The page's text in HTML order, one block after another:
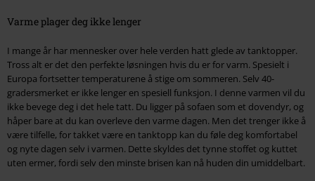
Varme plager deg ikke lenger
I mange år har mennesker over hele verden hatt glede av tanktopper.
Tross alt er det den perfekte løsningen hvis du er for varm. Spesielt i
Europa fortsetter temperaturene å stige om sommeren. Selv 40-
gradersmerket er ikke lenger en spesiell funksjon. I denne varmen vil du
ikke bevege deg i det hele tatt. Du ligger på sofaen som et dovendyr, og
håper bare at du kan overleve den varme dagen. Men det trenger ikke å
være tilfelle, for takket være en tanktopp kan du føle deg komfortabel
og nyte dagen selv i varmen. Dette skyldes det tynne stoffet og kuttet
uten ermer, fordi selv den minste brisen kan nå huden din umiddelbart.